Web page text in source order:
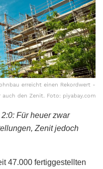
erreicht einen Rekordwert -
auch den Zenit. Foto: piyabay.com
Für heuer zwar
Zenit jedoch
47.000 fertiggestellten